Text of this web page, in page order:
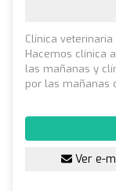
Clínica
Hacemos clínica
las mañanas y
por las mañanas
Ver e-